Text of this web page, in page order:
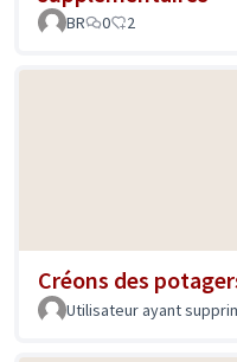
BR 0 2
Créons des
Utilisateur ayant